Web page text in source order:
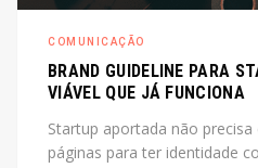
COMUNICAÇÃO
BRAND GUIDELINE PARA
VIÁVEL QUE JÁ FUNCIONA
Startup aportada não
páginas para ter identidade